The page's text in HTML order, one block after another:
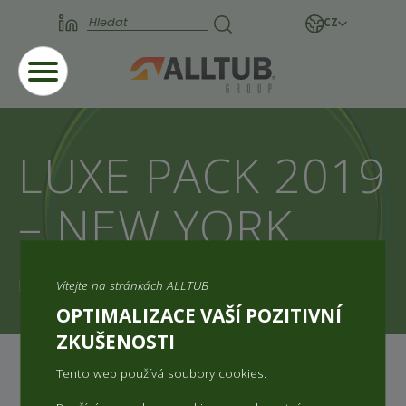
CZ
LUXE PACK 2019
– NEW YORK
Domů Aktuality LUXE PACK 2019 – NEW YORK
Vítejte na stránkách ALLTUB
OPTIMALIZACE VAŠÍ POZITIVNÍ
ZKUŠENOSTI
Tento web používá soubory cookies.